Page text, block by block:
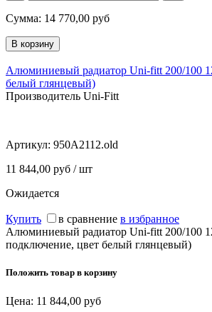
Сумма: 14 770,00 руб
Алюминиевый радиатор Uni-fitt 200/100
белый глянцевый)
Производитель Uni-Fitt
Артикул: 950A2112.old
11 844,00 руб / шт
Ожидается
Купить в сравнение в избранное
Алюминиевый радиатор Uni-fitt 200/100
подключение, цвет белый глянцевый)
Положить товар в корзину
Цена: 11 844,00 руб